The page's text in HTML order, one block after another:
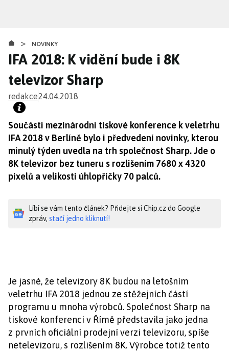
obsahu
> NOVINKY
IFA 2018: K vidění bude i 8K
televizor Sharp
redakce24.04.2018
Součástí mezinárodní tiskové konference k veletrhu
IFA 2018 v Berlíně bylo i předvedení novinky, kterou
minulý týden uvedla na trh společnost Sharp. Jde o
8K televizor bez tuneru s rozlišením 7680 x 4320
pixelů a velikosti úhlopříčky 70 palců.
Líbí se vám tento článek? Přidejte si Chip.cz do Google
zpráv, stačí jedno kliknutí!
Je jasné, že televizory 8K budou na letošním
veletrhu IFA 2018 jednou ze stěžejních částí
programu u mnoha výrobců. Společnost Sharp na
tiskové konferenci v Římě představila jako jedna
z prvních oficiální prodejní verzi televizoru, spíše
netelevizoru, s rozlišením 8K. Výrobce totiž tento